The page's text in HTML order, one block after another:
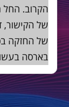
הקרוב. החל
של הקישור,
של החזקה
בארסה